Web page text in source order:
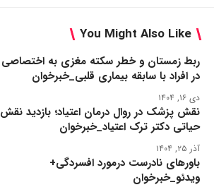
You Might Also Like
ربط زمستان و خطر سکته مغزی به اختصاصی
در افراد با سابقه بیماری قلبی_خبرخوان
دی ۱۶, ۱۴۰۴
نقش پزشک در روال درمان اعتیاد؛ بازدید نقش
حیاتی دکتر ترک اعتیاد_خبرخوان
آذر ۲۵, ۱۴۰۴
باورهای نادرست درمورد افسردگی+
ویدئو_خبرخوان